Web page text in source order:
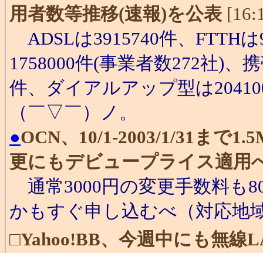
用者数等推移(速報)を公表
ADSLは3915740件、FTTH
1758000件(事業者数272社)、
件、ダイアルアップ型は
（￣▽￣）ノ。
●OCN、10/1-2003/1/31まで
更にもデビュープライス適用
通常3000円の変更手数料も
かもすぐ申し込むべ（対応地
□Yahoo!BB、今週中にも無線